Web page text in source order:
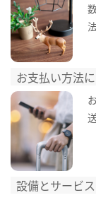
お支払い方法
設備とサービ